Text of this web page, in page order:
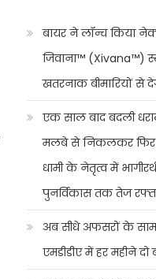
बायर ने लॉन्च किया
जिवाना™️ (Xivana™️)
खतरनाक बीमारियों से
एक साल बाद बदली
मलबे से निकलकर फिर
धामी के नेतृत्व में
पुनर्विकास तक तेज
अब सीधे अफसरों के
एमडीडीए में हर महीने दो